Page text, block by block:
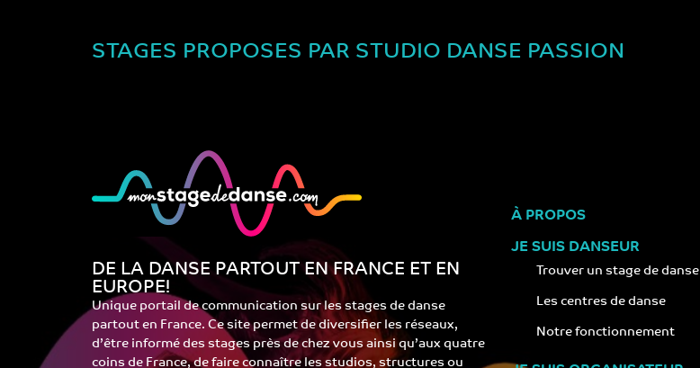
STAGES PROPOSES PAR STUDIO DANSE PASSION
DE LA DANSE PARTOUT EN FRANCE ET EN
EUROPE!
Unique portail de communication sur les stages de danse
partout en France. Ce site permet de diversifier les réseaux,
d’être informé des stages près de chez vous ainsi qu’aux quatre
coins de France, de faire connaître les studios, structures ou
À PROPOS
JE SUIS DANSEUR
Trouver un stage de danse
Les centres de danse
Notre fonctionnement